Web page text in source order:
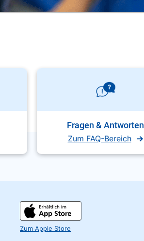
Fragen & Antworten
Zum FAQ-Bereich
Zum Apple Store